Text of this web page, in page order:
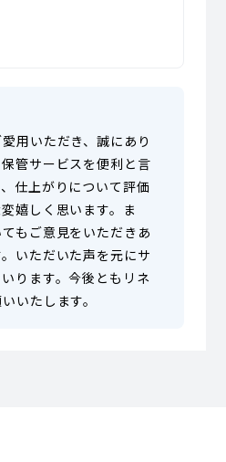
用いただき、誠にあり
管サービスを便利と言
仕上がりについて評価
嬉しく思います。ま
もご意見をいただきあ
いただいた声を元にサ
ります。今後ともリネ
いたします。